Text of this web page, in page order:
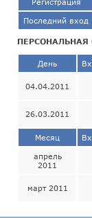
Регистрация
Последний вход
ПЕРСОНАЛЬНАЯ
День
04.04.2011
26.03.2011
Месяц
апрель
2011
март 2011